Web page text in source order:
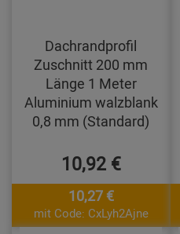
Dachrandprofil
Zuschnitt 200 mm
Länge 1 Meter
Aluminium walzblank
0,8 mm (Standard)
10,92 €
10,27 €
mit Code: CxLyh2Ajne